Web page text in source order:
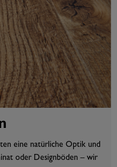
eine natürliche Optik und
oder Designböden – wir